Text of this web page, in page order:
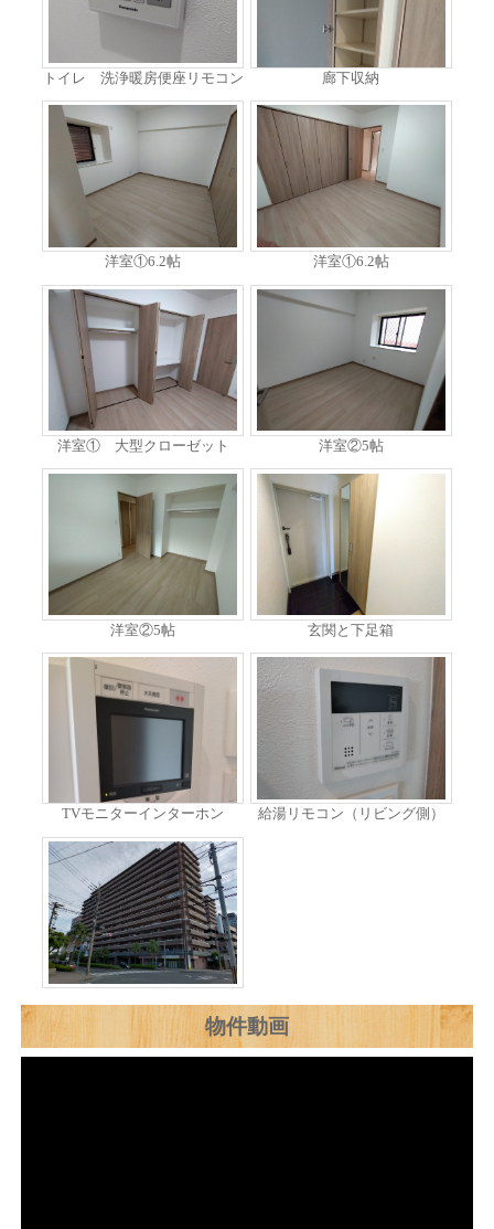
トイレ 洗浄暖房便座リモコン 廊下収納
洋室①6.2帖 洋室①6.2帖
洋室① 大型クローゼット 洋室②5帖
洋室②5帖 玄関と下足箱
TVモニターインターホン 給湯リモコン（リビング側）
物件動画